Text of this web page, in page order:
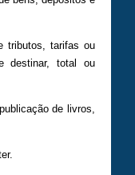
tributos, tarifas ou
destinar, total ou
de livros,